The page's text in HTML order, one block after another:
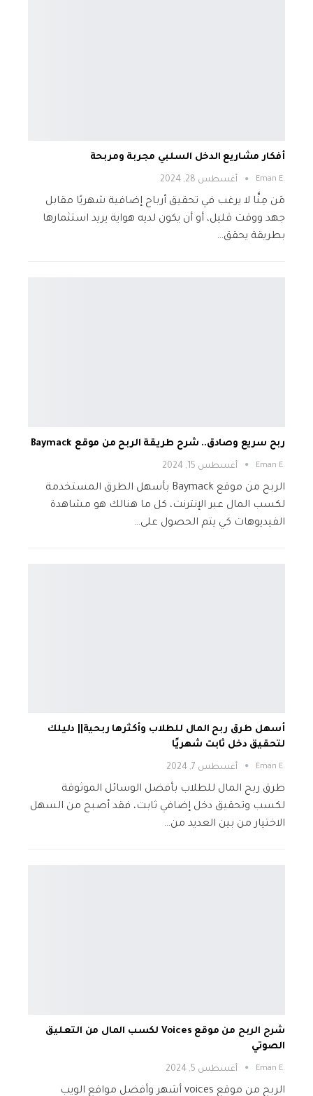
أفكار مشاريع الدخل السلبي مجربة ومربحة
.Eman E أغسطس 28, 2024
مَن مِنَّا لا يرغب في تحقيق أرباح إضافية شهريًا مقابل
جهد ووقت قليل، أو أن يكون لديه هواية يريد استثمارها
بطريقة يحقق…
ربح سريع وصادق.. شرح طريقة الربح من موقع Baymack
.Eman E أغسطس 15, 2024
الربح من موقع Baymack بأسهل الطرق المستخدمة
لكسب المال عبر الإنترنت، كل ما هنالك هو مشاهدة
الفيديوهات كي يتم الحصول على…
أسهل طرق ربح المال للطلاب وأكثرها ربحية|| دليلك
لتحقيق دخل ثابت شهريًا
.Eman E أغسطس 7, 2024
طرق ربح المال للطلاب بأفضل الوسائل الموثوقة
لكسب وتحقيق دخل إضافي ثابت، فقد أصبح من السهل
الاختيار من بين العديد من…
شرح الربح من موقع Voices لكسب المال من التعليق
الصوتي
.Eman E أغسطس 5, 2024
الربح من موقع voices أشهر وأفضل مواقع الويب